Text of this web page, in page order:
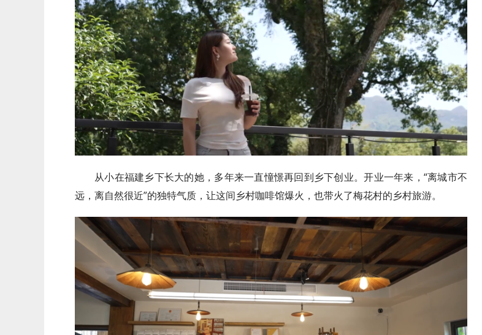
从小在福建乡下长大的她，多年来一直憧憬再回到乡下创业。开业一年来，“离城市不
远，离自然很近”的独特气质，让这间乡村咖啡馆爆火，也带火了梅花村的乡村旅游。